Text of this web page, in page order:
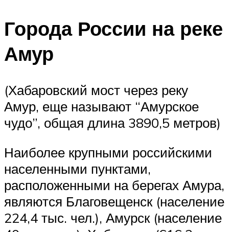
Города России на реке
Амур
(Хабаровский мост через реку
Амур, еще называют “Амурское
чудо”, общая длина 3890,5 метров)
Наиболее крупными российскими
населенными пунктами,
расположенными на берегах Амура,
являются Благовещенск (население
224,4 тыс. чел.), Амурск (население